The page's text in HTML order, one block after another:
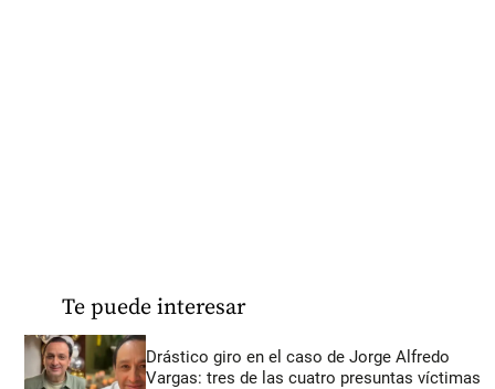
Te puede interesar
Drástico giro en el caso de Jorge Alfredo
Vargas: tres de las cuatro presuntas víctimas